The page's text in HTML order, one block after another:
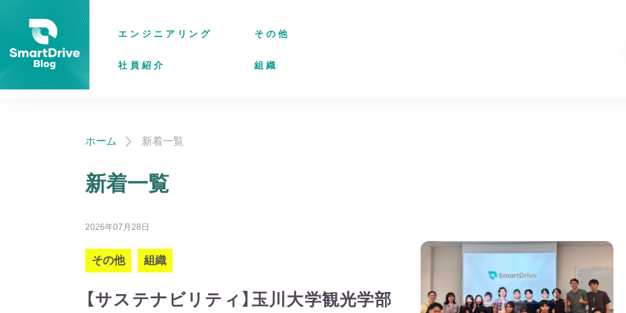
エンジニアリング その他
社員紹介 組織
ホーム 新着一覧
新着一覧
2026年07月28日
その他 組織
【サステナビリティ】玉川大学観光学部